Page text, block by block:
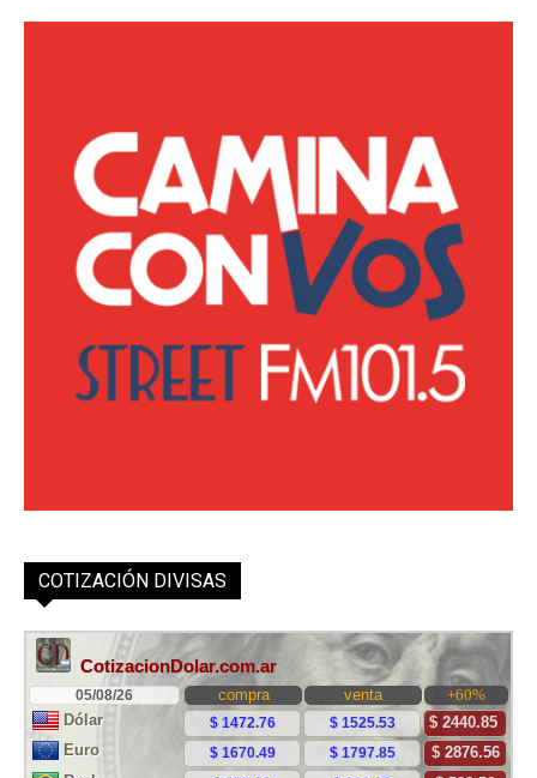
COTIZACIÓN DIVISAS